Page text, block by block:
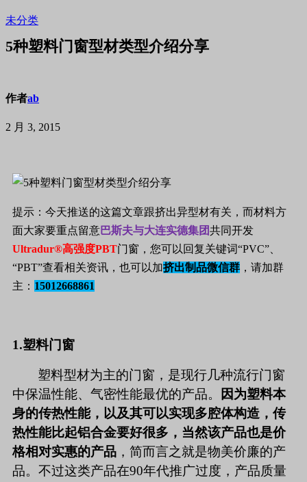
未分类
5种塑料门窗型材类型介绍分享
作者ab
2 月 3, 2015
提示：今天推送的这篇文章跟挤出异型材有关，而材料方
面大家要重点留意巴斯夫与大连实德集团共同开发
Ultradur®高强度PBT门窗，您可以回复关键词“PVC”、
“PBT”查看相关资讯，也可以加挤出制品微信群 ，请加群
主： 15012668861
1.塑料门窗
塑料型材为主的门窗，是现行几种流行门窗
中保温性能、气密性能最优的产品。
因为塑料本
身的传热性能，以及其可以实现多腔体构造，传
热性能比起铝合金要好很多，当然该产品也是价
格相对实惠的产品 ，简而言之就是物美价廉的产
品。不过这类产品在90年代推广过度，产品质量